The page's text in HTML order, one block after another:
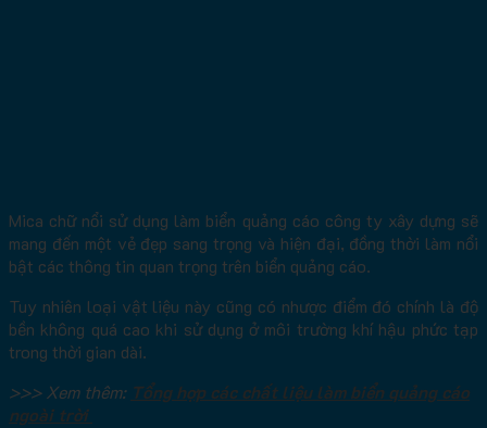
Mica chữ nổi sử dụng làm biển quảng cáo công ty xây dựng sẽ
mang đến một vẻ đẹp sang trọng và hiện đại, đồng thời làm nổi
bật các thông tin quan trọng trên biển quảng cáo.
Tuy nhiên loại vật liệu này cũng có nhược điểm đó chính là độ
bền không quá cao khi sử dụng ở môi trường khí hậu phức tạp
trong thời gian dài.
>>> Xem thêm: Tổng hợp các chất liệu làm biển quảng cáo
ngoài trời